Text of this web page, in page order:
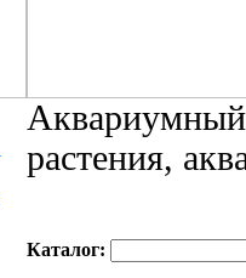
растения,
Каталог: